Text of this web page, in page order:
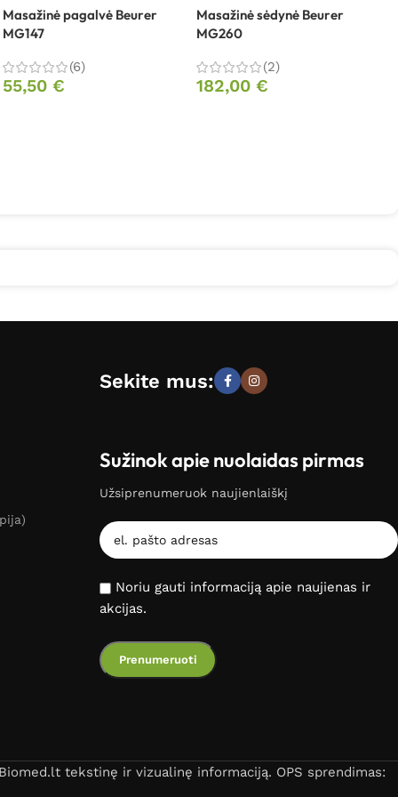
Masažinė pagalvė Beurer
MG147
(6)
55,50€
Masažinė sėdynė Beurer
MG260
(2)
182,00 €
Sekite mus:
Sužinok apie nuolaidas pirmas
Užsiprenumeruok naujienlaiškį
Noriu gauti informaciją apie naujienas ir
akcijas.
tekstinę ir vizualinę informaciją. OPS sprendimas: